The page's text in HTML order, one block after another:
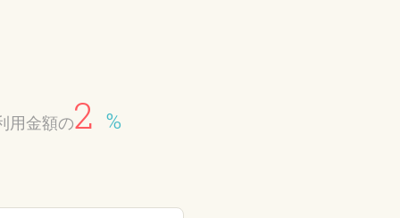
用金額の2 %